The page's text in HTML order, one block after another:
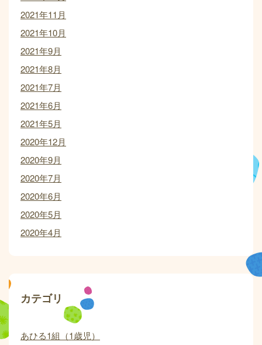
2021年11月
2021年10月
2021年9月
2021年8月
2021年7月
2021年6月
2021年5月
2020年12月
2020年9月
2020年7月
2020年6月
2020年5月
2020年4月
カテゴリ
あひる1組（1歳児）